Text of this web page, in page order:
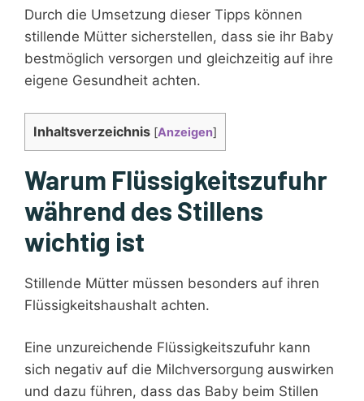
Durch die Umsetzung dieser Tipps können
stillende Mütter sicherstellen, dass sie ihr Baby
bestmöglich versorgen und gleichzeitig auf ihre
eigene Gesundheit achten.
Inhaltsverzeichnis [Anzeigen]
Warum Flüssigkeitszufuhr
während des Stillens
wichtig ist
Stillende Mütter müssen besonders auf ihren
Flüssigkeitshaushalt achten.
Eine unzureichende Flüssigkeitszufuhr kann
sich negativ auf die Milchversorgung auswirken
und dazu führen, dass das Baby beim Stillen